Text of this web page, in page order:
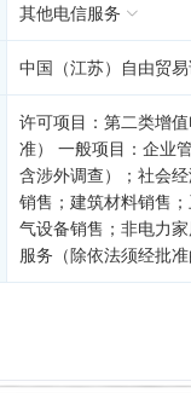
其他电信服务
中国（江苏）自由贸
许可项目：第二类增
准） 一般项目：企业
含涉外调查）；社会
销售；建筑材料销售
气设备销售；非电力
服务（除依法须经批